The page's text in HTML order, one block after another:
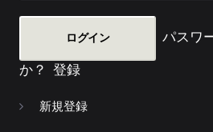
パスワ
か？ 登録
新規登録